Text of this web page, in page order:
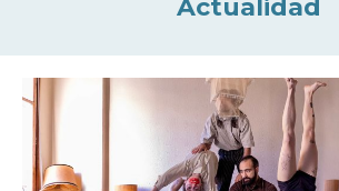
Actualidad